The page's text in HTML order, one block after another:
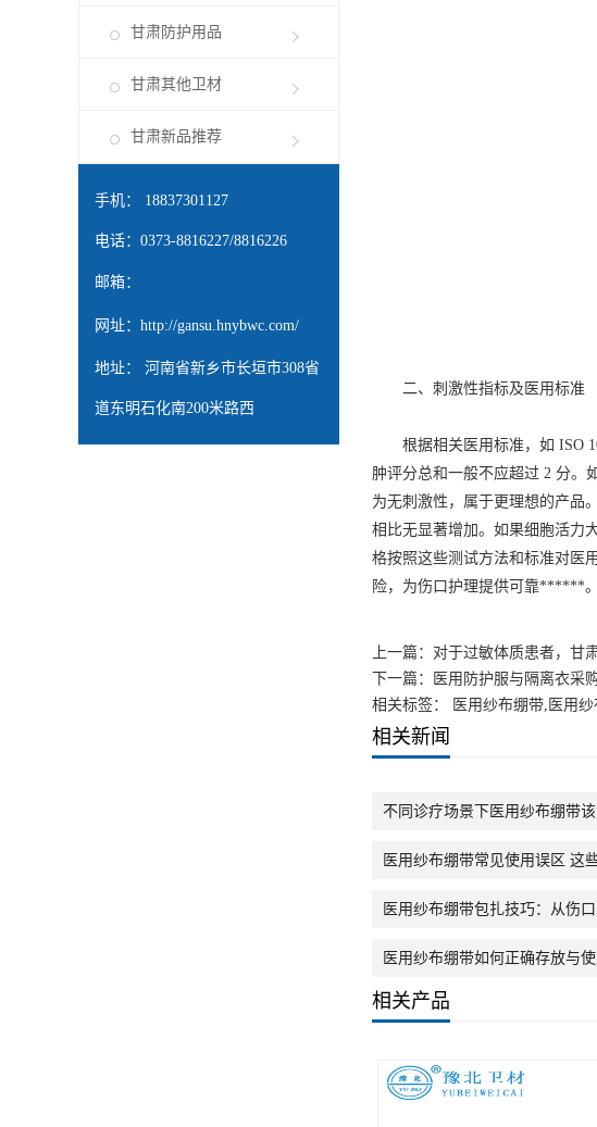
甘肃防护用品
甘肃其他卫材
甘肃新品推荐
手机： 18837301127
电话：0373-8816227/8816226
邮箱：
网址： http://gansu.hnybwc.com/
地址： 河南省新乡市长垣市308省
道东明石化南200米路西
二、刺激性指标及医用标准
根据相关医用标准，如 ISO
肿评分总和一般不应超过 2 分。
为无刺激性，属于更理想的产品
相比无显著增加。如果细胞活力
格按照这些测试方法和标准对医
险，为伤口护理提供可靠******。
上一篇： 对于过敏体质患者，甘
下一篇：
医用防护服与隔离衣采
相关标签： 医用纱布绷带,医用纱
相关新闻
不同诊疗场景下医用纱布绷带
医用纱布绷带常见使用误区 这
医用纱布绷带包扎技巧：从伤
医用纱布绷带如何正确存放与
相关产品